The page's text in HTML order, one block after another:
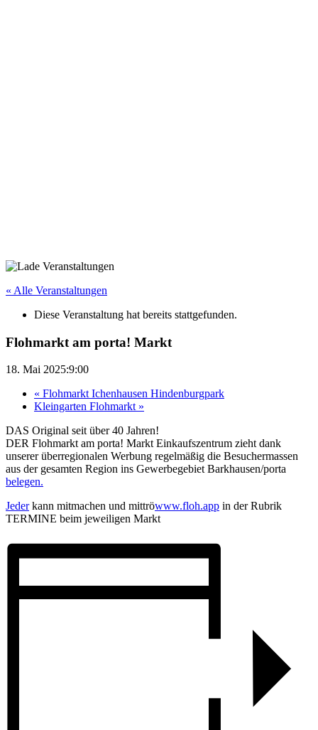
« Alle Veranstaltungen
Diese Veranstaltung hat bereits stattgefunden.
Flohmarkt am porta! Markt
18. Mai 2025:9:00
« Flohmarkt Ichenhausen Hindenburgpark
Kleingarten Flohmarkt »
DAS Original seit über 40 Jahren!
DER Flohmarkt am porta! Markt Einkaufszentrum zieht dank
unserer überregionalen Werbung regelmäßig die Besuchermassen
aus der gesamten Region ins Gewerbegebiet Barkhausen/porta
belegen.
Jederkann mitmachen und mittröwww.floh.app in der Rubrik
TERMINE beim jeweiligen Markt